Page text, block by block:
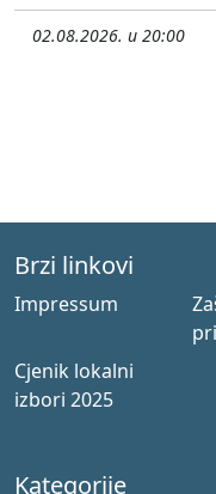
02.08.2026. u 20:00
Brzi linkovi
Impressum
Cjenik lokalni
izbori 2025
Kategorije